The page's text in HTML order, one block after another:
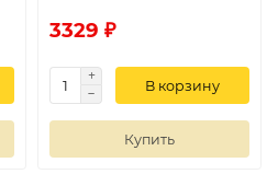
3329 ₽
В корзину
Купить